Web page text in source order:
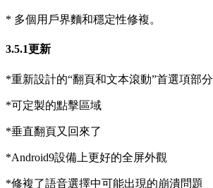
* 多個用戶界麵和穩定性修複。
3.5.1更新
*重新設計的“翻頁和文本滾動”首選項部分
*可定製的點擊區域
*垂直翻頁又回來了
*Android9設備上更好的全屏外觀
*修複了語音選擇中可能出現的崩潰問題